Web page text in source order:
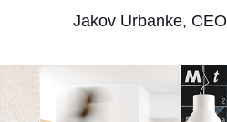
Jakov Urbanke, CEO